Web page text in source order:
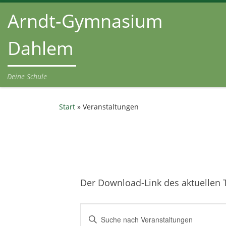
Zum Inhalt springen
Arndt-Gymnasium
Dahlem
Deine Schule
Start » Veranstaltungen
Der Download-Link des aktuellen
V